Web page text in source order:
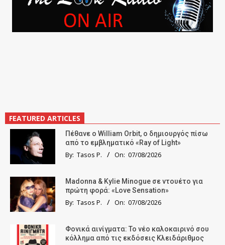
FEATURED ARTICLES
Πέθανε ο William Orbit, ο δημιουργός πίσω
από το εμβληματικό «Ray of Light»
By: Tasos P. On: 07/08/2026
Madonna & Kylie Minogue σε ντουέτο για
πρώτη φορά: «Love Sensation»
By: Tasos P. On: 07/08/2026
Φονικά αινίγματα: Το νέο καλοκαιρινό σου
κόλλημα από τις εκδόσεις Κλειδάριθμος